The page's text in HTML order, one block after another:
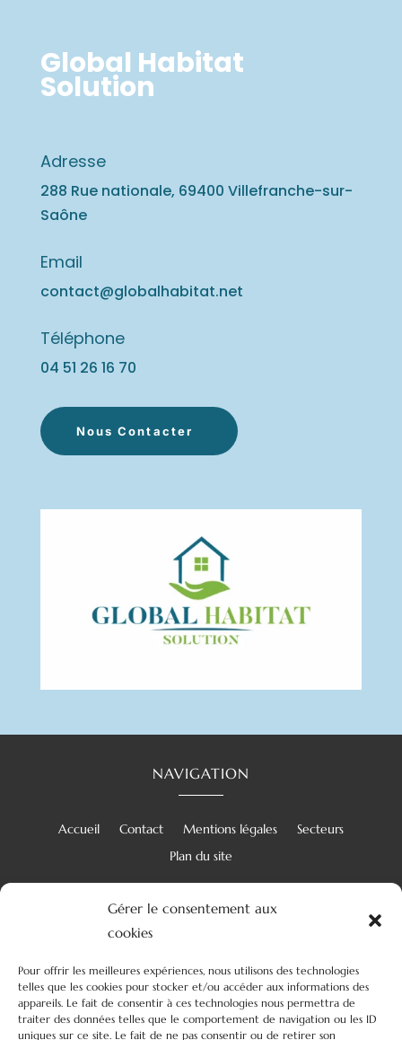
Gérer le consentement aux
cookies
Pour offrir les meilleures expériences, nous utilisons des technologies
telles que les cookies pour stocker et/ou accéder aux informations des
appareils. Le fait de consentir à ces technologies nous permettra de
traiter des données telles que le comportement de navigation ou les ID
uniques sur ce site. Le fait de ne pas consentir ou de retirer son
Global Habitat
Solution
Adresse
288 Rue nationale, 69400 Villefranche-sur-
Saône
Email
contact@globalhabitat.net
Téléphone
04 51 26 16 70
Nous Contacter
NAVIGATION
Accueil Contact Mentions légales
Secteurs
Plan du site